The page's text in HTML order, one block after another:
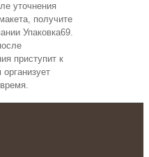
уточнения
получите
Упаковка69.
приступит к